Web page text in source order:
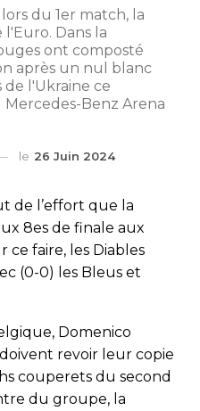
du 1er match, la
Dans la
ont composté
après un nul blanc
de l'Ukraine ce
Benz Arena
le 26 Juin 2024
de l’effort que la
8es de finale aux
ce faire, les Diables
(0-0) les Bleus et
Domenico
revoir leur copie
couperets du second
du groupe, la